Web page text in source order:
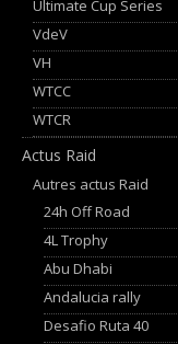
Ultimate Cup Series
VdeV
VH
WTCC
WTCR
Actus Raid
Autres actus Raid
24h Off Road
4L Trophy
Abu Dhabi
Andalucia rally
Desafio Ruta 40